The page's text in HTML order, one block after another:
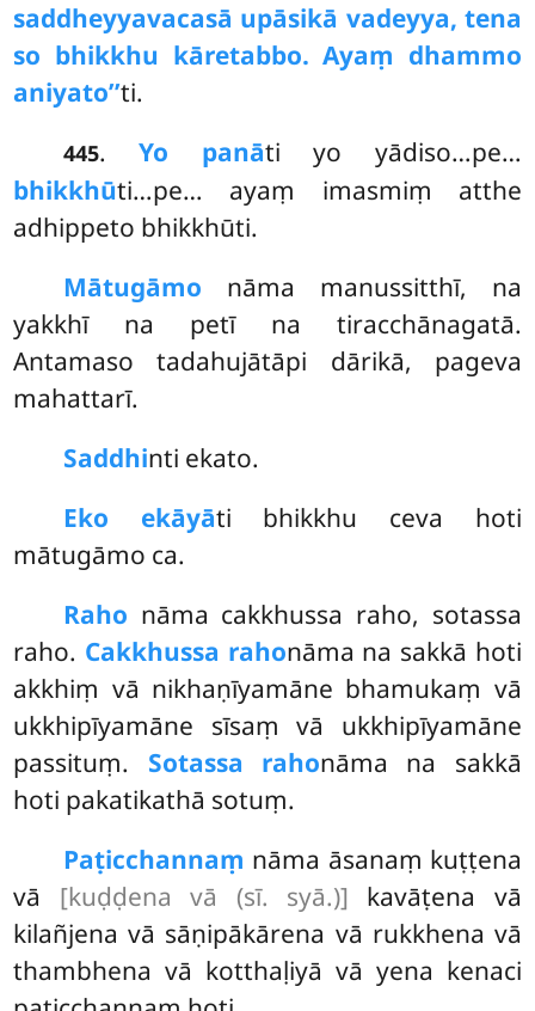
saddheyyavacasā upāsikā vadeyya, tena
so bhikkhu kāretabbo. Ayaṃ dhammo
aniyato’’ti.
445.Yo panāti yo yādiso…pe…
bhikkhūti…pe… ayaṃ imasmiṃ atthe
adhippeto bhikkhūti.
Mātugāmo nāma manussitthī, na
yakkhī na petī na tiracchānagatā.
Antamaso tadahujātāpi dārikā, pageva
mahattarī.
Saddhinti ekato.
Eko ekāyāti bhikkhu ceva hoti
mātugāmo ca.
Raho nāma cakkhussa raho, sotassa
raho. Cakkhussa rahonāma na sakkā hoti
akkhiṃ vā nikhaṇīyamāne bhamukaṃ vā
ukkhipīyamāne sīsaṃ vā ukkhipīyamāne
passituṃ. Sotassa rahonāma na sakkā
hoti pakatikathā sotuṃ.
Paṭicchannaṃ nāma āsanaṃ kuṭṭena
vā [kuḍḍena vā (sī. syā.)] kavāṭena vā
kilañjenavā sāṇipākārena vā rukkhena vā
thambhena vā kotthaḷiyā vā yena kenaci